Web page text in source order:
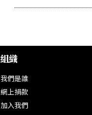
組織
我們是誰
網上捐款
加入我們